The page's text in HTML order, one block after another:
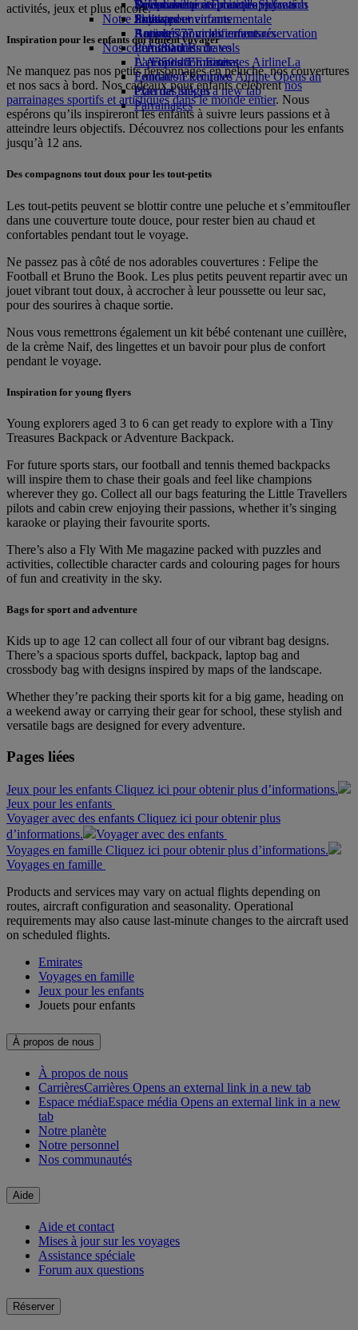
Boissons
Notre flotte
Boeing 777
L’A380 d’Emirates
L’A350 d’Emirates
Emirates Executive
Plan des sièges
Divertissements pour les enfants
Jouets pour enfants
Activités pour les enfants
La durabilité en pratique
Politique environnementale
Rapports environnementaux
Nos communautés
La Fondation Emirates AirlineLa
Fondation Emirates Airline Opens an
external link in a new tab
Parrainages
Se connecter à Emirates Skywards
Skywards+
Téléphone portable et l'application
Emirates
Annuler ou modifier une réservation
Perturbations de vols
À propos d’Emirates
activités, jeux et plus encore.
Inspiration pour les enfants qui aiment voyager
Ne manquez pas nos petits personnages en peluche, nos couvertures
et nos sacs à bord. Nos cadeaux pour enfants célèbrentnos
parrainages sportifs et artistiques dans le monde entier. Nous
espérons qu’ils inspireront les enfants à suivre leurs passions et à
atteindre leurs objectifs. Découvrez nos collections pour les enfants
jusqu’à 12 ans.
Des compagnons tout doux pour les tout-petits
Les tout-petits peuvent se blottir contre une peluche et s’emmitoufler
dans une couverture toute douce, pour rester bien au chaud et
confortables pendant tout le voyage.
Ne passez pas à côté de nos adorables couvertures : Felipe the
Football et Bruno the Book. Les plus petits peuvent repartir avec un
jouet vibrant tout doux, à accrocher à leur poussette ou leur sac,
pour des sourires à chaque sortie.
Nous vous remettrons également un kit bébé contenant une cuillère,
de la crème Naif, des lingettes et un bavoir pour plus de confort
pendant le voyage.
Inspiration for young flyers
Young explorers aged 3 to 6 can get ready to explore with a Tiny
Treasures Backpack or Adventure Backpack.
For future sports stars, our football and tennis themed backpacks
will inspire them to chase their goals and feel like champions
wherever they go. Collect all our bags featuring the Little Travellers
pilots and cabin crew enjoying their passions, whether it’s singing
karaoke or playing their favourite sports.
There’s also a Fly With Me magazine packed with puzzles and
activities, collectible character cards and colouring pages for hours
of fun and creativity in the sky.
Bags for sport and adventure
Kids up to age 12 can collect all four of our vibrant bag designs.
There’s a spacious sports duffel, backpack, laptop bag and
crossbody bag with designs inspired by maps of the landscape.
Whether they’re packing their sports kit for a big game, heading on
a weekend away or carrying their gear for school, these stylish and
versatile bags are designed for every adventure.
Pages liées
Jeux pour les enfants Cliquez ici pour obtenir plus d’informations.
Jeux pour les enfants
Voyager avec des enfants Cliquez ici pour obtenir plus
d’informations.
Voyager avec des enfants
Voyages en famille Cliquez ici pour obtenir plus d’informations.
Voyages en famille
Products and services may vary on actual flights depending on
routes, aircraft configuration and seasonality. Operational
requirements may also cause last-minute changes to the aircraft used
on scheduled flights.
Emirates
Voyages en famille
Jeux pour les enfants
Jouets pour enfants
À propos de nous
À propos de nous
CarrièresCarrières Opens an external link in a new tab
Espace médiaEspace média Opens an external link in a new
tab
Notre planète
Notre personnel
Nos communautés
Aide
Aide et contact
Mises à jour sur les voyages
Assistance spéciale
Forum aux questions
Réserver